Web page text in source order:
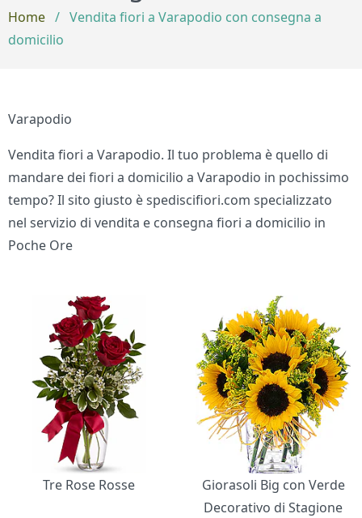
Home / Vendita fiori a Varapodio con consegna a
domicilio
Varapodio
Vendita fiori a Varapodio. Il tuo problema è quello di
mandare dei fiori a domicilio a Varapodio in pochissimo
tempo? Il sito giusto è spediscifiori.com specializzato
nel servizio di vendita e consegna fiori a domicilio in
Poche Ore
Bouquet di fiori
Tre Rose Rosse
Giorasoli Big con Verde
Decorativo di Stagione